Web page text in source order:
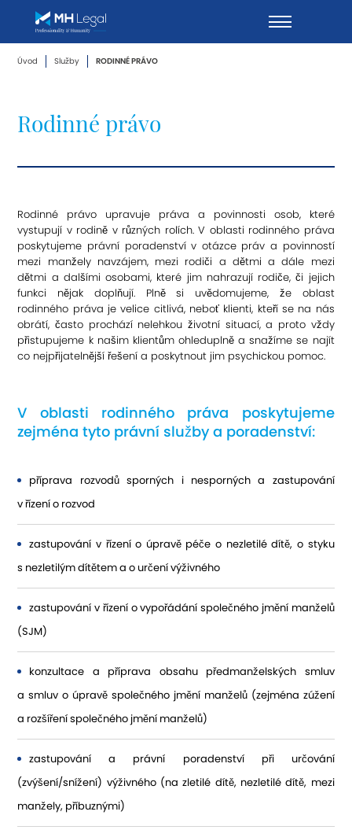
Úvod Služby RODINNÉ PRÁVO
Rodinné právo
Rodinné právo upravuje práva a povinnosti osob, které
vystupují v rodině v různých rolích. V oblasti rodinného práva
poskytujeme právní poradenství v otázce práv a povinností
mezi manžely navzájem, mezi rodiči a dětmi a dále mezi
dětmi a dalšími osobami, které jim nahrazují rodiče, či jejich
funkci nějak doplňují. Plně si uvědomujeme, že oblast
rodinného práva je velice citlivá, neboť klienti, kteří se na nás
obrátí, často prochází nelehkou životní situací, a proto vždy
přistupujeme k našim klientům ohleduplně a snažíme se najít
co nejpřijatelnější řešení a poskytnout jim psychickou pomoc.
V oblasti rodinného práva poskytujeme
zejména tyto právní služby a poradenství:
příprava rozvodů sporných i nesporných a zastupování
v řízení o rozvod
zastupování v řízení o úpravě péče o nezletilé dítě, o styku
s nezletilým dítětem a o určení výživného
zastupování v řízení o vypořádání společného jmění manželů
(SJM)
konzultace a příprava obsahu předmanželských smluv
a smluv o úpravě společného jmění manželů (zejména zúžení
a rozšíření společného jmění manželů)
zastupování a právní poradenství při určování
(zvýšení/snížení) výživného (na zletilé dítě, nezletilé dítě, mezi
manžely, příbuznými)